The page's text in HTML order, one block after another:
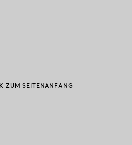
ZUM SEITENANFANG